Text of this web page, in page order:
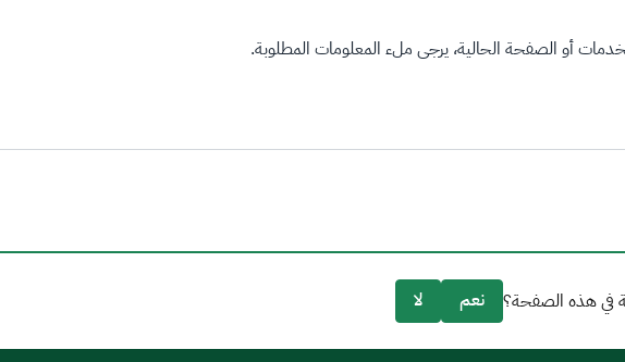
أو الصفحة الحالية، يرجى ملء المعلومات المطلوبة.
في هذه الصفحة؟ نعم لا